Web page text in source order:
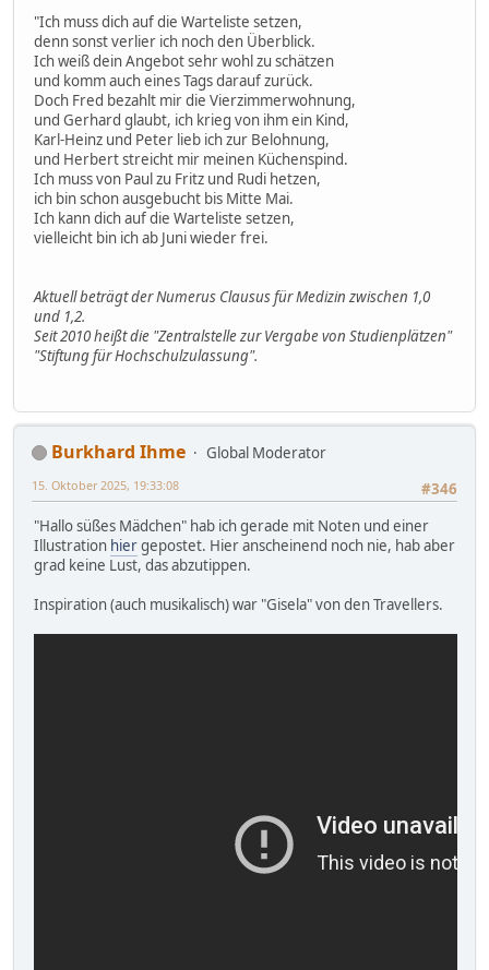
"Ich muss dich auf die Warteliste setzen,
denn sonst verlier ich noch den Überblick.
Ich weiß dein Angebot sehr wohl zu schätzen
und komm auch eines Tags darauf zurück.
Doch Fred bezahlt mir die Vierzimmerwohnung,
und Gerhard glaubt, ich krieg von ihm ein Kind,
Karl-Heinz und Peter lieb ich zur Belohnung,
und Herbert streicht mir meinen Küchenspind.
Ich muss von Paul zu Fritz und Rudi hetzen,
ich bin schon ausgebucht bis Mitte Mai.
Ich kann dich auf die Warteliste setzen,
vielleicht bin ich ab Juni wieder frei.
Aktuell beträgt der Numerus Clausus für Medizin zwischen 1,0
und 1,2.
Seit 2010 heißt die "Zentralstelle zur Vergabe von Studienplätzen"
"Stiftung für Hochschulzulassung".
Burkhard Ihme
Global Moderator
#346
15. Oktober 2025, 19:33:08
"Hallo süßes Mädchen" hab ich gerade mit Noten und einer
Illustration hiergepostet. Hier anscheinend noch nie, hab aber
grad keine Lust, das abzutippen.
Inspiration (auch musikalisch) war "Gisela" von den Travellers.